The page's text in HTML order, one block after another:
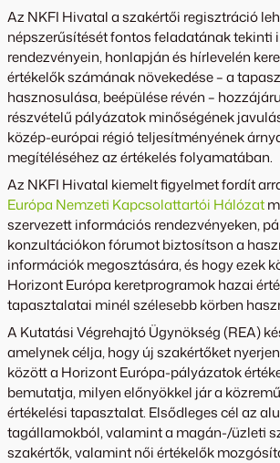
Az NKFI Hivatal a szakértői regisztráció
népszerűsítését fontos feladatának tekinti
rendezvényein, honlapján és hírlevelén
értékelők számának növekedése – a
hasznosulása, beépülése révén –
részvételű pályázatok minőségének
közép-európai régió teljesítményének
megítéléséhez az értékelés folyamatában.
Az NKFI Hivatal kiemelt figyelmet fordít
Európa Nemzeti Kapcsolattartói Hálózat
szervezett információs rendezvényeken,
konzultációkon fórumot biztosítson a
információk megosztására, és hogy ezek
Horizont Európa keretprogramok hazai
tapasztalatai minél szélesebb körben
A Kutatási Végrehajtó Ügynökség (REA)
amelynek célja, hogy új szakértőket
között a Horizont Európa-pályázatok
bemutatja, milyen előnyökkel jár a
értékelési tapasztalat. Elsődleges cél az
tagállamokból, valamint a magán-/üzleti
szakértők, valamint női értékelők